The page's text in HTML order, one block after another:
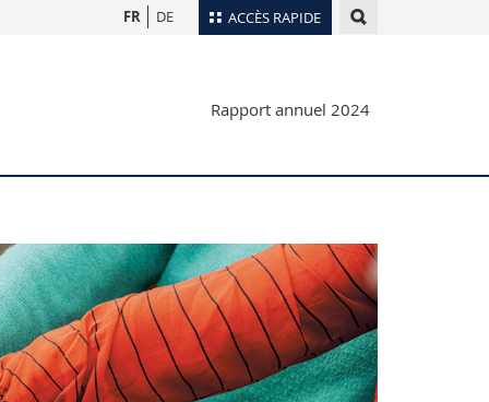
ACCÈS RAPIDE
Plan d'accès
Webmail
FR DE
Rapport annuel 2024